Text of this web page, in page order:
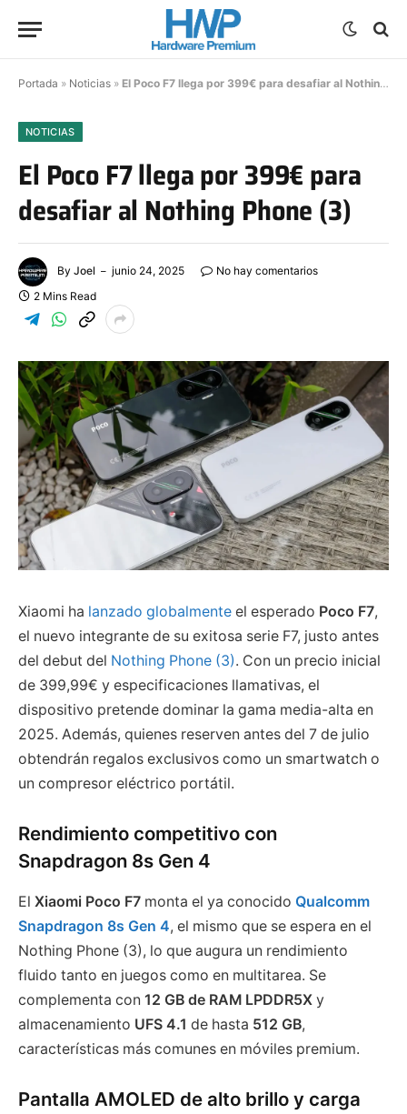
Portada » Noticias » El Poco F7 llega por 399€ para desafiar al Nothing Phone (3)
NOTICIAS
El Poco F7 llega por 399€ para
desafiar al Nothing Phone (3)
By Joel junio 24, 2025
No hay comentarios
2 Mins Read
Xiaomi ha lanzado globalmente el esperado Poco F7,
el nuevo integrante de su exitosa serie F7, justo antes
del debut del Nothing Phone (3). Con un precio inicial
de 399,99€ y especificaciones llamativas, el
dispositivo pretende dominar la gama media-alta en
2025. Además, quienes reserven antes del 7 de julio
obtendrán regalos exclusivos como un smartwatch o
un compresor eléctrico portátil.
Rendimiento competitivo con
Snapdragon 8s Gen 4
El Xiaomi Poco F7 monta el ya conocido Qualcomm
Snapdragon 8s Gen 4, el mismo que se espera en el
Nothing Phone (3), lo que augura un rendimiento
fluido tanto en juegos como en multitarea. Se
complementa con 12 GB de RAM LPDDR5X y
almacenamiento UFS 4.1 de hasta 512 GB,
características más comunes en móviles premium.
Pantalla AMOLED de alto brillo y carga